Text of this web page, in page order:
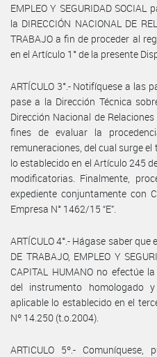
EMPLEO Y SEGURIDAD
la DIRECCIÓN NACIONAL DE
TRABAJO a fin de proceder al
en el Artículo 1° de la presente
ARTÍCULO 3°.- Notifíquese a las
pase a la Dirección Técnica
Dirección Nacional de
fines de evaluar la
remuneraciones, del cual surge
lo establecido en el Artículo 245
modificatorias. Finalmente,
expediente conjuntamente con
Empresa N° 1462/15 “E”.
ARTÍCULO 4°.- Hágase saber que
DE TRABAJO, EMPLEO Y
CAPITAL HUMANO no efectúe
del instrumento homologado
aplicable lo establecido en el
Nº 14.250 (t.o.2004).
ARTICULO 5º.-